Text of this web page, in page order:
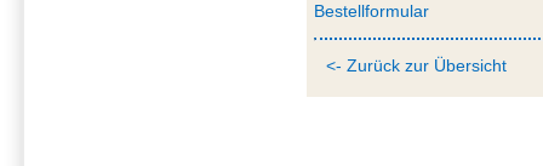
Bestellformular
<- Zurück zur Übersicht